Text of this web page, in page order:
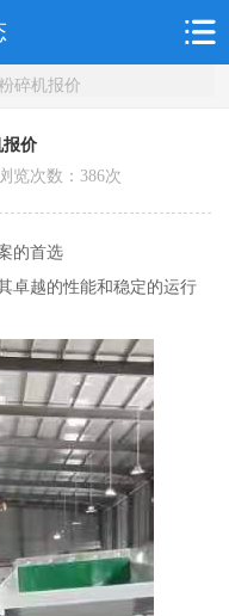
碎机报价
报价
览次数：386次
的首选
卓越的性能和稳定的运行